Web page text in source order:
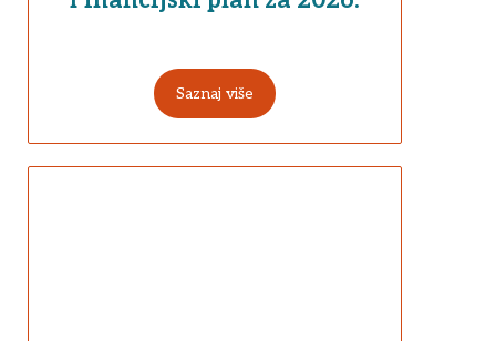
Saznaj više